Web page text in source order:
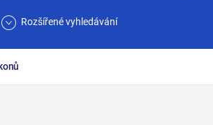
Rozšířené vyhledávání